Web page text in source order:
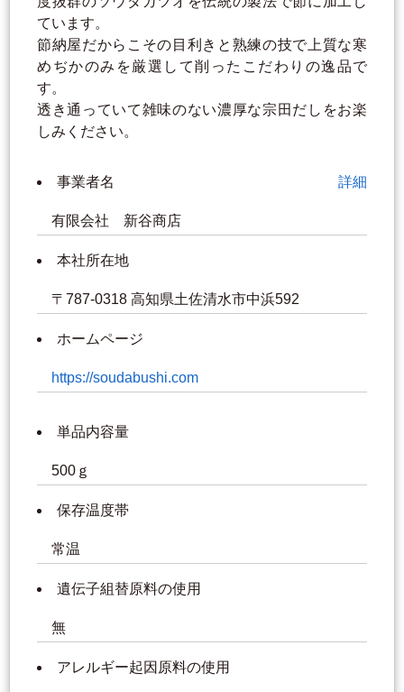
ています。
節納屋だからこその目利きと熟練の技で上質な寒
めぢかのみを厳選して削ったこだわりの逸品で
す。
透き通っていて雑味のない濃厚な宗田だしをお楽
しみください。
事業者名 詳細
有限会社 新谷商店
本社所在地
〒787-0318 高知県土佐清水市中浜592
ホームページ
https://soudabushi.com
単品内容量
500ｇ
保存温度帯
常温
遺伝子組替原料の使用
無
アレルギー起因原料の使用